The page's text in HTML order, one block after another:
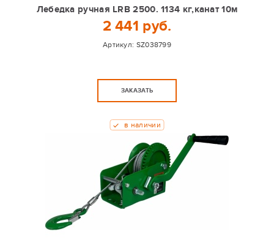
Лебедка ручная LRB 2500. 1134 кг,канат 10м
2 441 руб.
Артикул: SZ038799
ЗАКАЗАТЬ
в наличии